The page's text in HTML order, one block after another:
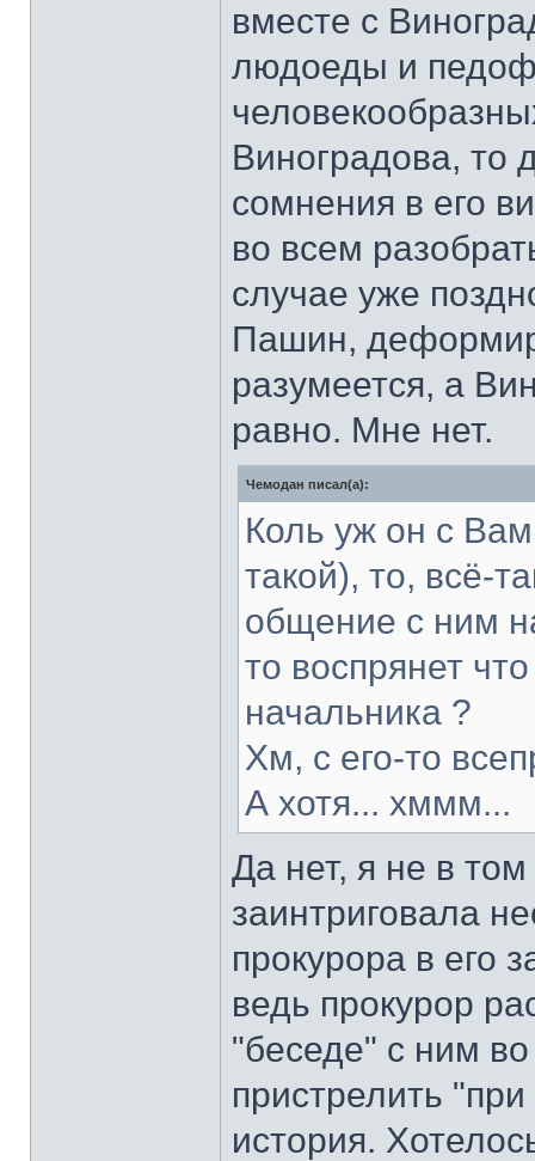
вместе с
людоеды и
Виноградова, то
сомнения в его
во всем
случае уже
Пашин,
разумеется, а
равно. Мне нет.
Чемодан писал(а):
Коль уж он с
такой), то, всё-
общение с ним
то воспрянет
начальника ?
Хм, с его-то
А хотя... хммм...
Да нет, я не в
заинтриговала
прокурора в его
ведь прокурор
"беседе" с ним
пристрелить
история.